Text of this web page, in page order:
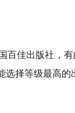
佳出版社，
择等级最高的